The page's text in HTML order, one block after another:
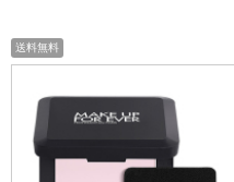
送料無料